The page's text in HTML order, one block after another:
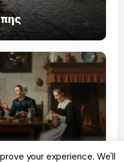
your experience. We'll